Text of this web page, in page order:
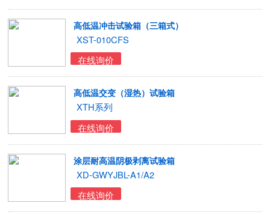
高低温冲击试验箱（三箱式）
XST-010CFS
在线询价
高低温交变（湿热）试验箱
XTH系列
在线询价
涂层耐高温阴极剥离试验箱
XD-GWYJBL-A1/A2
在线询价